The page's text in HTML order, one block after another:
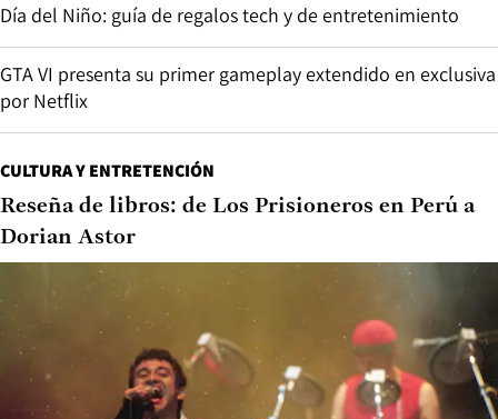
Día del Niño: guía de regalos tech y de entretenimiento
GTA VI presenta su primer gameplay extendido en exclusiva
por Netflix
CULTURA Y ENTRETENCIÓN
Reseña de libros: de Los Prisioneros en Perú a
Dorian Astor